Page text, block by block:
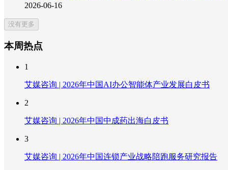
2026-06-16
没有更多
本周热点
1
艾媒咨询 | 2026年中国AI办公智能体产业发展白皮书
2
艾媒咨询 | 2026年中国中成药出海白皮书
3
艾媒咨询 | 2026年中国连锁产业战略陪跑服务研究报告